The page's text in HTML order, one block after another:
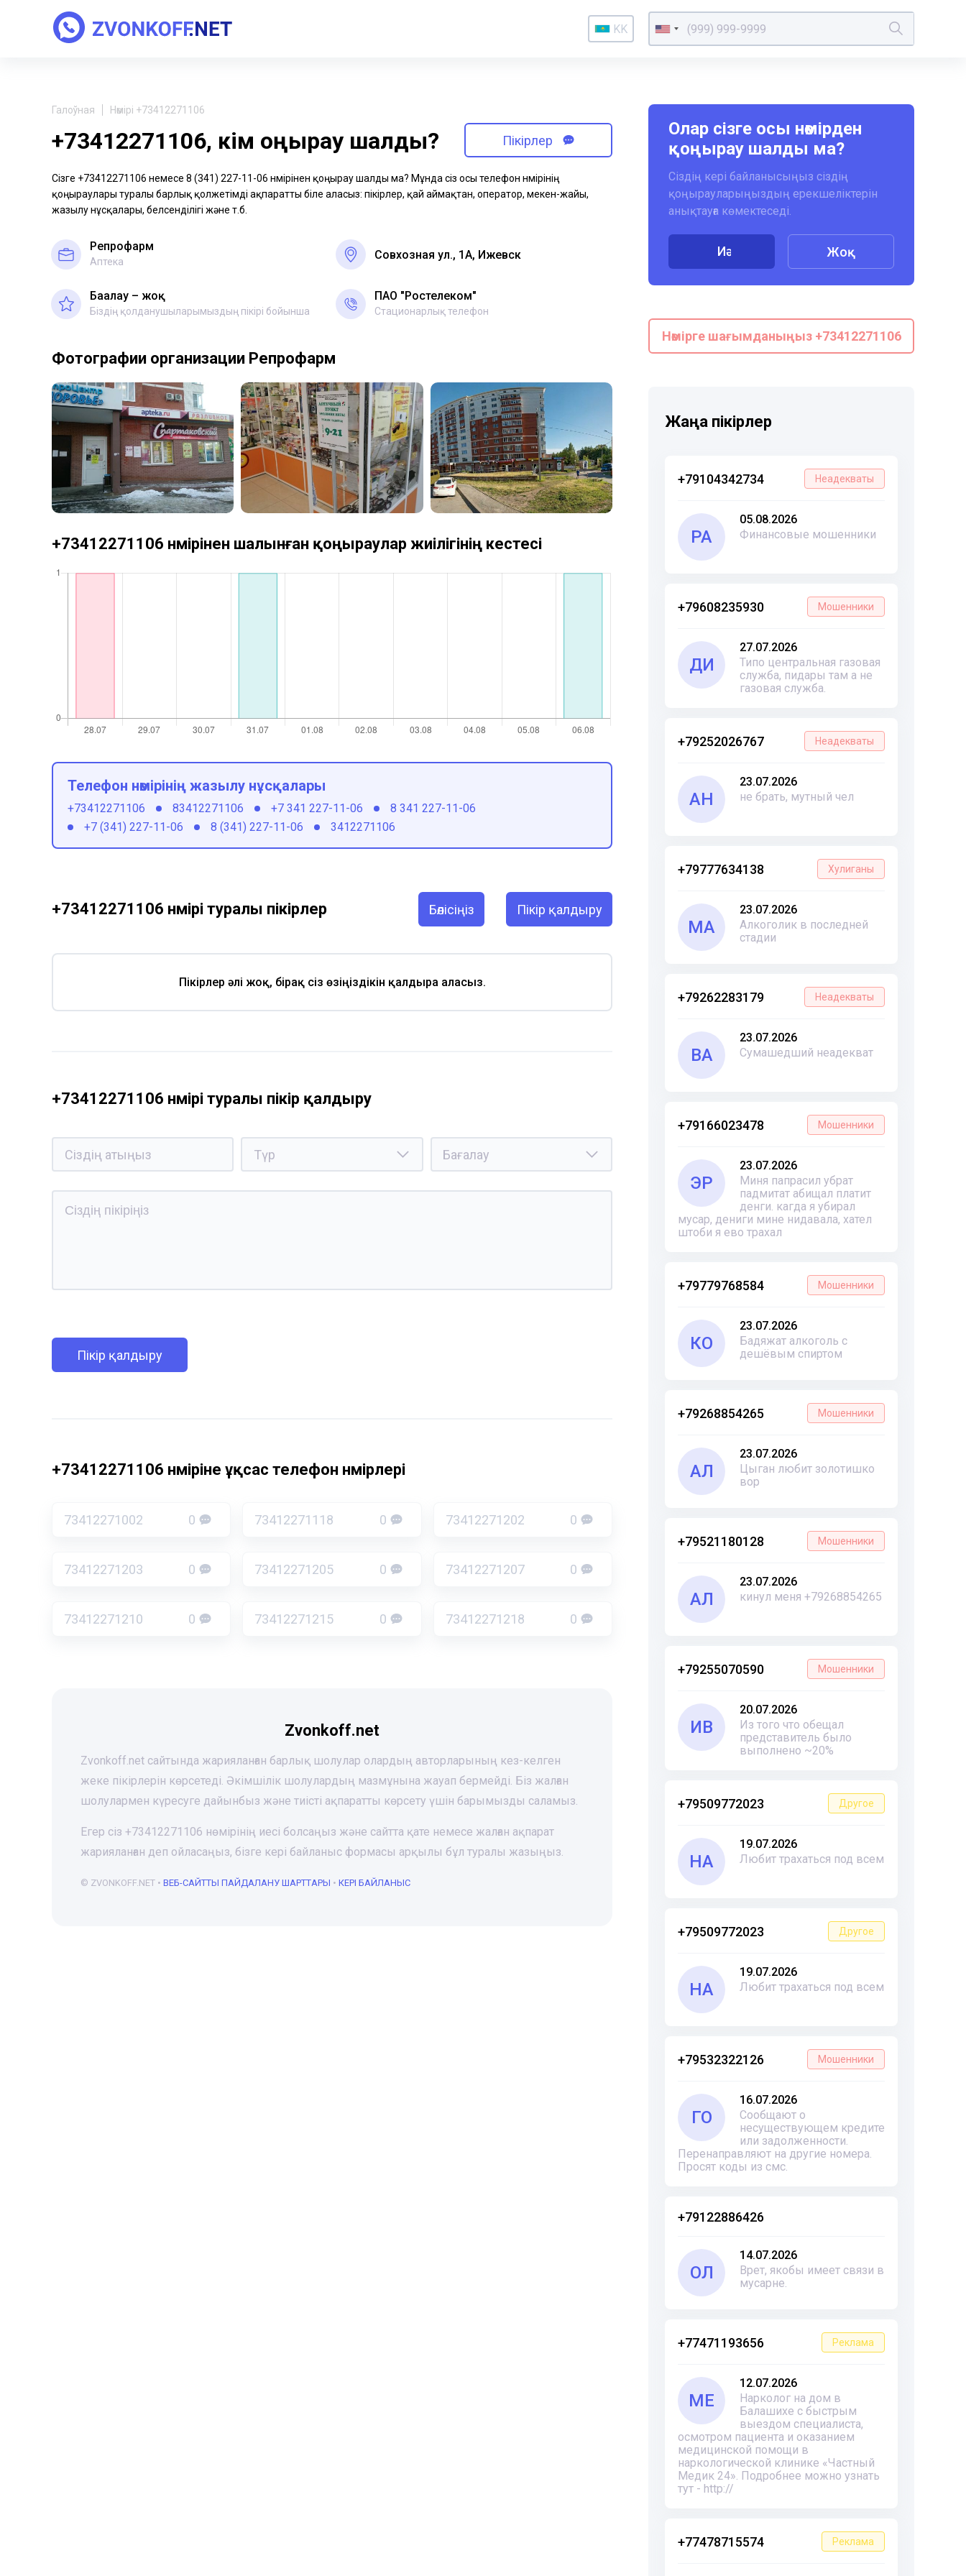
KK
Галоўная Нөмірі +73412271106
+73412271106, кім қоңырау шалды? Пікірлер
Сізге +73412271106 немесе 8 (341) 227-11-06 нөмірінен қоңырау шалды ма? Мұнда сіз осы телефон нөмірінің
қоңыраулары туралы барлық қолжетімді ақпаратты біле аласыз: пікірлер, қай аймақтан, оператор, мекен-жайы,
жазылу нұсқалары, белсенділігі және т.б.
Репрофарм
Аптека Совхозная ул., 1А, Ижевск
Бағалау – жоқ
Біздің қолданушыларымыздың пікірі бойынша
ПАО "Ростелеком"
Стационарлық телефон
Фотографии организации Репрофарм
Олар сізге осы нөмірден
қоңырау шалды ма?
Сіздің кері байланысыңыз сіздің
қоңырауларыңыздың ерекшеліктерін
анықтауға көмектеседі.
Иә Жоқ
Нөмірге шағымданыңыз +73412271106
Жаңа пікірлер
+79104342734 Неадекваты
РА
05.08.2026
Финансовые мошенники
+79608235930 Мошенники
ДИ
27.07.2026
Типо центральная газовая
служба, пидары там а не
газовая служба.
+79252026767 Неадекваты
АН
23.07.2026
не брать, мутный чел
+79777634138 Хулиганы
МА
23.07.2026
Алкоголик в последней
стадии
+79262283179 Неадекваты
ВА
23.07.2026
Сумашедший неадекват
+79166023478 Мошенники
ЭР
23.07.2026
Миня папрасил убрат
падмитат абищал платит
денги. кагда я убирал
мусар, дениги мине нидавала, хател
штоби я ево трахал
+79779768584 Мошенники
КО
23.07.2026
Бадяжат алкоголь с
дешёвым спиртом
+79268854265 Мошенники
АЛ
23.07.2026
Цыган любит золотишко
вор
+79521180128 Мошенники
АЛ
23.07.2026
кинул меня +79268854265
+79255070590 Мошенники
ИВ
20.07.2026
Из того что обещал
представитель было
выполнено ~20%
+79509772023 Другое
НА
19.07.2026
Любит трахаться под всем
+79509772023 Другое
НА
19.07.2026
Любит трахаться под всем
+79532322126 Мошенники
ГО
16.07.2026
Сообщают о
несуществующем кредите
или задолженности.
Перенаправляют на другие номера.
Просят коды из смс.
+79122886426
ОЛ
14.07.2026
Врет, якобы имеет связи в
мусарне.
+77471193656 Реклама
ME
12.07.2026
Нарколог на дом в
Балашихе с быстрым
выездом специалиста,
осмотром пациента и оказанием
медицинской помощи в
наркологической клинике «Частный
Медик 24». Подробнее можно узнать
тут - http://
+77478715574 Реклама
+73412271106 нөмірінен шалынған қоңыраулар жиілігінің кестесі
Телефон нөмірінің жазылу нұсқалары
+73412271106 83412271106 +7 341 227-11-06
8 341 227-11-06
+7 (341) 227-11-06
8 (341) 227-11-06 3412271106
+73412271106 нөмірі туралы пікірлер Бөлісіңіз Пікір қалдыру
Пікірлер әлі жоқ, бірақ сіз өзіңіздікін қалдыра аласыз.
+73412271106 нөмірі туралы пікір қалдыру
Пікір қалдыру
+73412271106 нөміріне ұқсас телефон нөмірлері
73412271002 0 73412271118 0 73412271202 0
73412271203 0 73412271205 0 73412271207 0
73412271210 0 73412271215 0 73412271218 0
Zvonkoff.net
Zvonkoff.net сайтында жарияланған барлық шолулар олардың авторларының кез-келген
жеке пікірлерін көрсетеді. Әкімшілік шолулардың мазмұнына жауап бермейді. Біз жалған
шолулармен күресуге дайынбыз және тиісті ақпаратты көрсету үшін барымызды саламыз.
Егер сіз +73412271106 нөмірінің иесі болсаңыз және сайтта қате немесе жалған ақпарат
жарияланған деп ойласаңыз, бізге кері байланыс формасы арқылы бұл туралы жазыңыз.
© ZVONKOFF.NET • ВЕБ-CАЙТТЫ ПАЙДАЛАНУ ШАРТТАРЫ • КЕРІ БАЙЛАНЫС